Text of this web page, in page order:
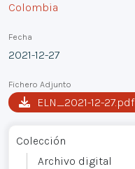
Colombia
Fecha
2021-12-27
Fichero Adjunto
ELN_2021-12-27.pdf
Colección
Archivo digital